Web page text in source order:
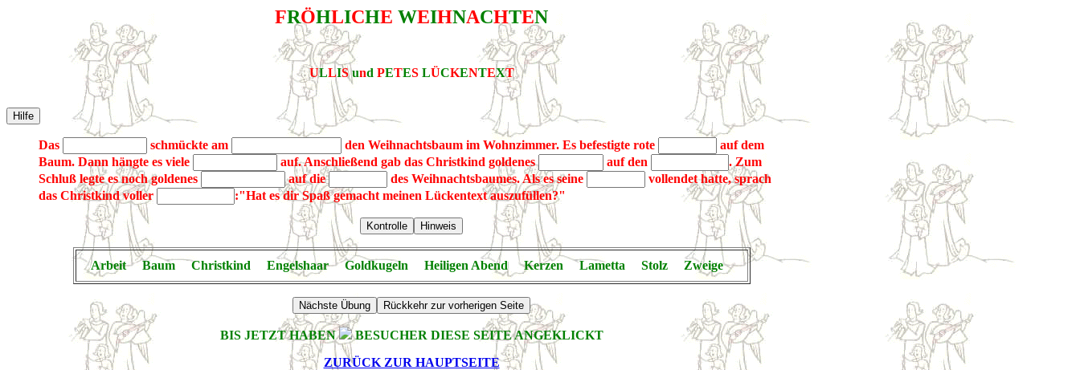
FRÖHLICHE WEIHNACHTEN
ULLISund PETES LÜCKENTEXT
Das schmückte am den Weihnachtsbaum im Wohnzimmer. Es befestigte rote
auf dem
Baum. Dann hängte es viele
auf. Anschließend gab das Christkind goldenes auf den
. Zum
Schluß legte es noch goldenes
auf die des Weihnachtsbaumes. Als es seine
vollendet hatte, sprach
das Christkind voller
:"Hat es dir Spaß gemacht meinen Lückentext auszufüllen?"
Arbeit Baum Christkind Engelshaar Goldkugeln Heiligen Abend Kerzen Lametta Stolz Zweige
BIS JETZT HABEN
BESUCHER DIESE SEITE ANGEKLICKT
ZURÜCK ZUR HAUPTSEITE